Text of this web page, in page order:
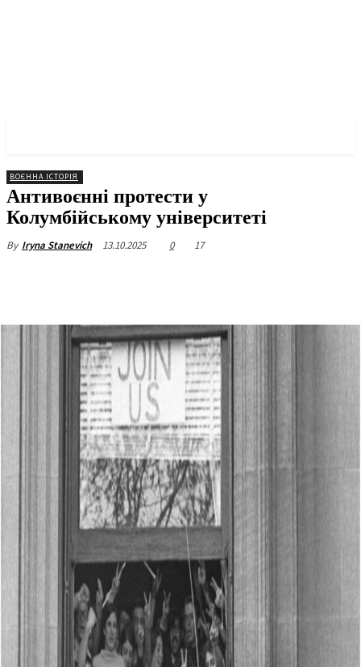
ВОЄННА ІСТОРІЯ
Антивоєнні протести у
Колумбійському університеті
By Iryna Stanevich 13.10.2025 0 17